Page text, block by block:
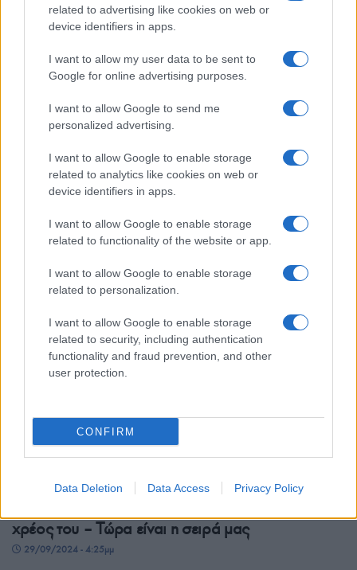
related to advertising like cookies on web or
device identifiers in apps.
I want to allow my user data to be sent to
Google for online advertising purposes.
I want to allow Google to send me
personalized advertising.
I want to allow Google to enable storage
related to analytics like cookies on web or
device identifiers in apps.
I want to allow Google to enable storage
related to functionality of the website or app.
I want to allow Google to enable storage
related to personalization.
I want to allow Google to enable storage
related to security, including authentication
functionality and fraud prevention, and other
user protection.
CONFIRM
Data Deletion Data Access Privacy Policy
PONTOS BLOG
Μνήμη Γιώργου Μαυρόπουλου: Τραπεζούντα-
Κοζάνη-Σικάγο
31/10/2024 - 5:13μμ
PONTOS BLOG
Σύλλογος Ποντίων Νυρεμβέργης: Το
χρέος του – Τώρα είναι η σειρά μας
29/09/2024 - 4:25μμ